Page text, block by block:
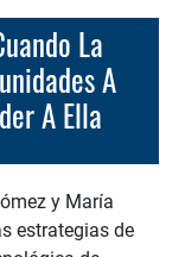
A
A Ella
y María
estrategias de